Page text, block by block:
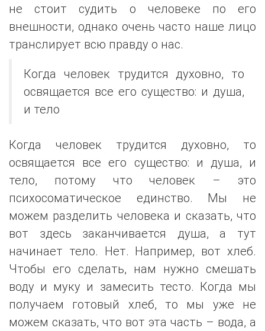
не стоит судить о человеке по его
внешности, однако очень часто наше лицо
транслирует всю правду о нас.
Когда человек трудится духовно, то
освящается все его существо: и душа,
и тело
Когда человек трудится духовно, то
освящается все его существо: и душа, и
тело, потому что человек – это
психосоматическое единство. Мы не
можем разделить человека и сказать, что
вот здесь заканчивается душа, а тут
начинает тело. Нет. Например, вот хлеб.
Чтобы его сделать, нам нужно смешать
воду и муку и замесить тесто. Когда мы
получаем готовый хлеб, то мы уже не
можем сказать, что вот эта часть – вода, а